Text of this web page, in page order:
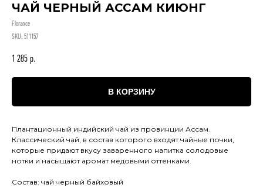
ЧАЙ ЧЕРНЫЙ АССАМ КИЮНГ
Florance
SKU: 511157
1 285 р.
В КОРЗИНУ
Плантационный индийский чай из провинции Ассам.
Классический чай, в состав которого входят чайные почки,
которые придают вкусу заваренного напитка солодовые
нотки и насыщают аромат медовыми оттенками.
Состав: чай черный байховый